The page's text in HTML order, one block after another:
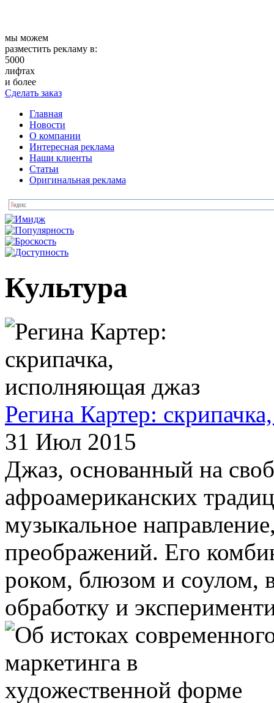
мы можем
разместить рекламу в:
5000
лифтах
и более
Сделать заказ
Главная
Новости
О компании
Интересная реклама
Наши клиенты
Статьи
Оригинальная реклама
Культура
Регина Картер:
31 Июл 2015
Джаз, основанный на
афроамериканских
музыкальное
преображений. Его
роком, блюзом и соулом,
обработку и